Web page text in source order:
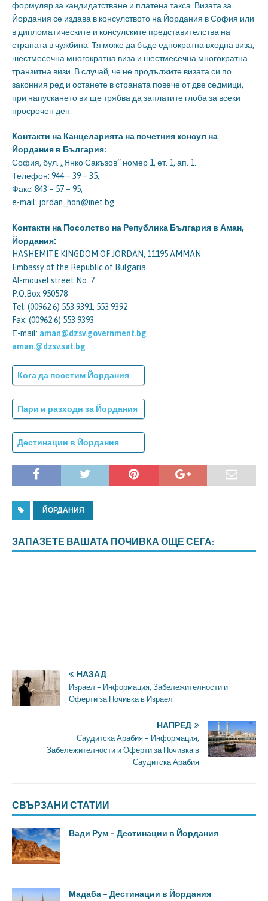
формуляр за кандидатстване и платена такса. Визата за
Йордания се издава в консулството на Йордания в София или
в дипломатическите и консулските представителства на
страната в чужбина. Тя може да бъде еднократна входна виза,
шестмесечна многократна виза и шестмесечна многократна
транзитна визи. В случай, че не продължите визата си по
законния ред и останете в страната повече от две седмици,
при напускането ви ще трябва да заплатите глоба за всеки
просрочен ден.
Контакти на Канцеларията на почетния консул на
Йордания в България:
София, бул. „Янко Сакъзов“ номер 1, ет. 1, ап. 1.
Телефон: 944 – 39 – 35,
Факс: 843 – 57 – 95,
e-mail: jordan_hon@inet.bg
Контакти на Посолство на Република България в Аман,
Йордания:
HASHEMITE KINGDOM OF JORDAN, 11195 AMMAN
Embassy of the Republic of Bulgaria
Al-mousel street No. 7
P.O.Box 950578
Tel: (00962 6) 553 9391, 553 9392
Fax: (00962 6) 553 9393
Е-mail: aman@dzsv.government.bg
aman.@dzsv.sat.bg
Кога да посетим Йордания
Пари и разходи за Йордания
Дестинации в Йордания
ЙОРДАНИЯ
ЗАПАЗЕТЕ ВАШАТА ПОЧИВКА ОЩЕ СЕГА:
НАЗАД
Израел – Информация, Забележителности и
Оферти за Почивка в Израел
НАПРЕД
Саудитска Арабия – Информация,
Забележителности и Оферти за Почивка в
Саудитска Арабия
СВЪРЗАНИ СТАТИИ
Вади Рум – Дестинации в Йордания
Мадаба – Дестинации в Йордания